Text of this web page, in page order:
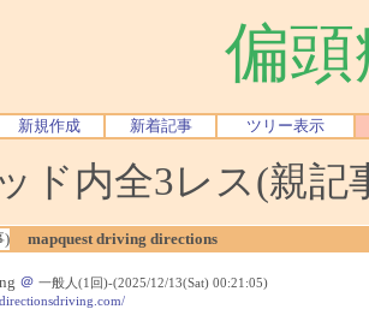
偏
新規作成 新着記事 ツリー表示
ド内全3レス(親
) mapquest driving directions
＠ 一般人(1回)-(2025/12/13(Sat) 00:21:05)